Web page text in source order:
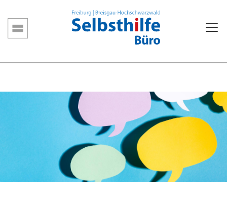
zum
Inhalt
Hauptnavigation